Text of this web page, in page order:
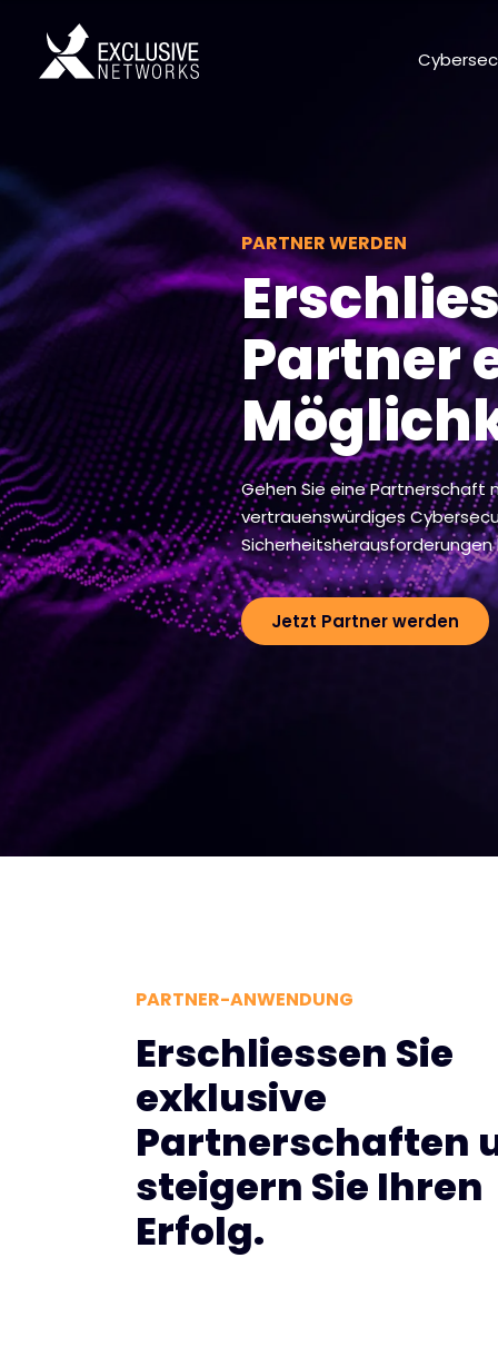
PARTNER WERDEN
Partner
Gehen Sie eine Partnerschaft
vertrauenswürdiges
Sicherheitsherausforderungen
Jetzt Partner werden
PARTNER-ANWENDUNG
Erschliessen Sie
exklusive
Partnerschaften
steigern Sie Ihren
Erfolg.